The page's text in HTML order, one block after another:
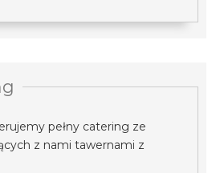
pełny catering ze
z nami tawernami z